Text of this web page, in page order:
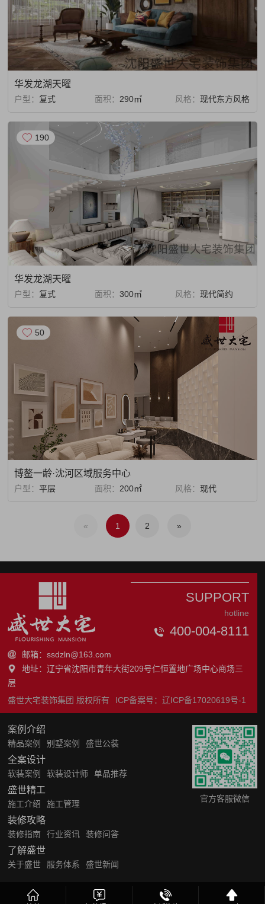
华发龙湖天曜
户型： 复式 面积：290㎡ 风格： 现代东方风格
华发龙湖天曜
户型： 复式 面积：300㎡ 风格： 现代简约
190
博鳌一龄·沈河区域服务中心
户型：平层 面积： 200㎡ 风格： 现代
50
« 1 2 »
SUPPORT
hotline
400-004-8111
邮箱：ssdzln@163.com
地址：辽宁省沈阳市青年大街209号仁恒置地广场中心商场三
层
盛世大宅装饰集团 版权所有
ICP备案号：辽ICP备17020619号-1
案例介绍
精品案例 别墅案例 盛世公装
全案设计
软装案例 软装设计师 单品推荐
盛世精工
施工介绍 施工管理
装修攻略
装修指南 行业资讯 装修问答
了解盛世
关于盛世 服务体系 盛世新闻
官方客服微信